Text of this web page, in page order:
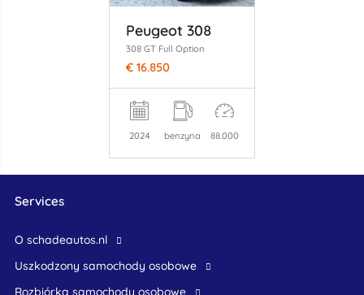
Peugeot 308
308 GT Full Option
€ 16.850
2024 benzyna 88.000
Services
O schadeautos.nl
uszkodzony samochody osobowe
rozbiórka samochody osobowe